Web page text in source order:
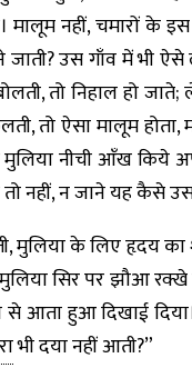
मालूम नहीं, चमारों के
उस गाँव में भी
तो निहाल हो
तो ऐसा मालूम
नीची आँख किये
नहीं, न जाने यह कैसे
मुलिया के लिए हृदय
मुलिया सिर पर झौआ
आता हुआ दिखाई
भी दया नहीं आती?”